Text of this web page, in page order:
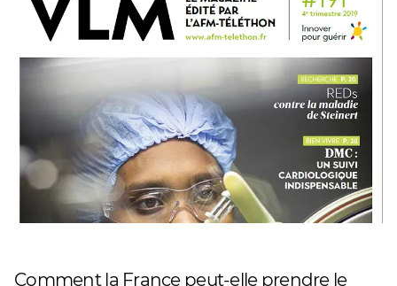
Comment la France peut-elle prendre le